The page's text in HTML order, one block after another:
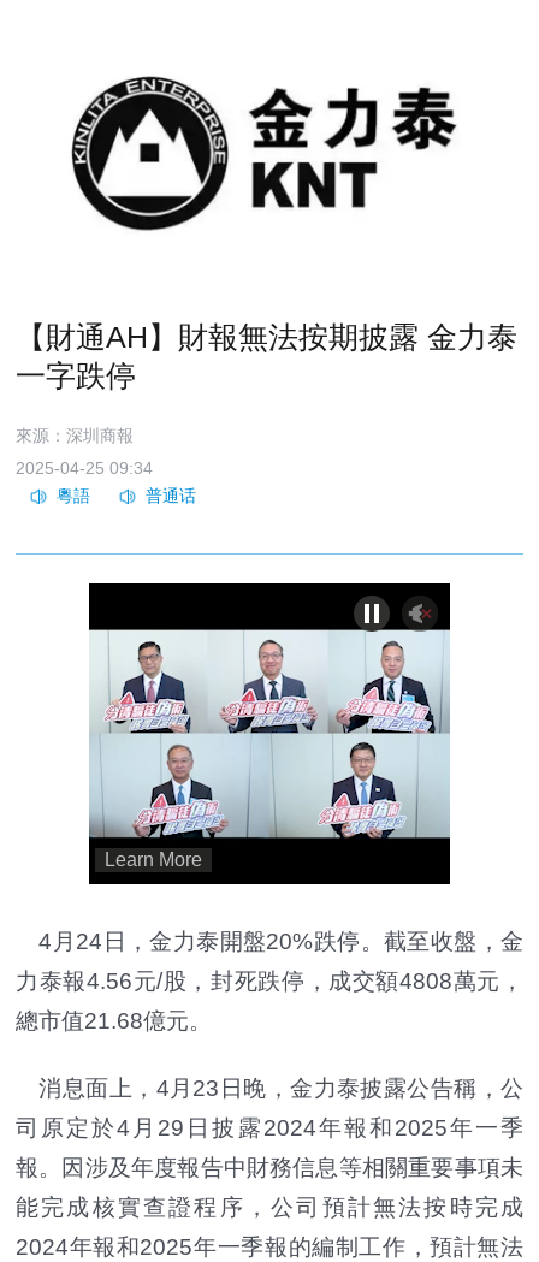
【財通AH】財報無法按期披露 金力泰
一字跌停
來源：深圳商報
2025-04-25 09:34
4月24日，金力泰開盤20%跌停。截至收盤，金
力泰報4.56元/股，封死跌停，成交額4808萬元，
總市值21.68億元。
消息面上，4月23日晚，金力泰披露公告稱，公
司原定於4月29日披露2024年報和2025年一季
報。因涉及年度報告中財務信息等相關重要事項未
能完成核實查證程序，公司預計無法按時完成
2024年報和2025年一季報的編制工作，預計無法